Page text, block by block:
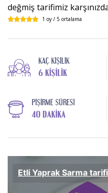
değmiş tarifimiz
1 oy / 5 ortalama
KAÇ KIŞILIK
6 KIŞILIK
PIŞIRME SÜRESI
40 DAKIKA